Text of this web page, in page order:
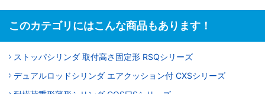
このカテゴリにはこんな商品もあります！
ストッパシリンダ 取付高さ固定形 RSQシリーズ
デュアルロッドシリンダ エアクッション付 CXSシリーズ